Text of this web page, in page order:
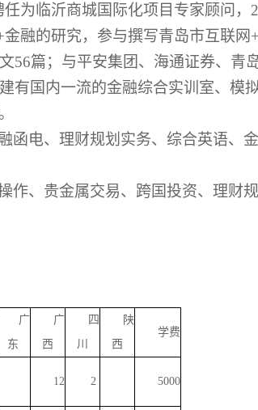
为临沂商城国际化项目专家顾问， 2
金融的研究，参与撰写青岛市互联网 +
56篇；与平安集团、海通证券、青
有国内一流的金融综合实训室、模
函电、理财规划实务、综合英语、
作、贵金属交易、跨国投资、理财规
广
东
广
西
四
川
陕
西
学费
12 2 5000